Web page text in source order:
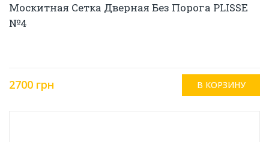
Москитная Сетка Дверная Без Порога PLISSE
№4
2700 грн